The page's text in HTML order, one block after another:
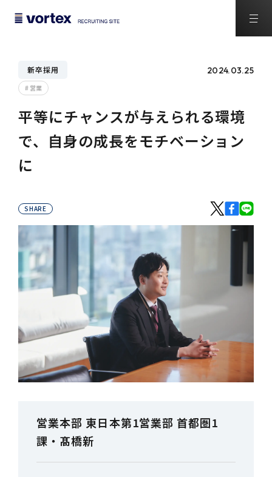
SHARE
新卒採用 2024.03.25
営業
平等にチャンスが与えられる環境
で、自身の成長をモチベーション
に
営業本部 東日本第1営業部 首都圏1
課・髙橋新